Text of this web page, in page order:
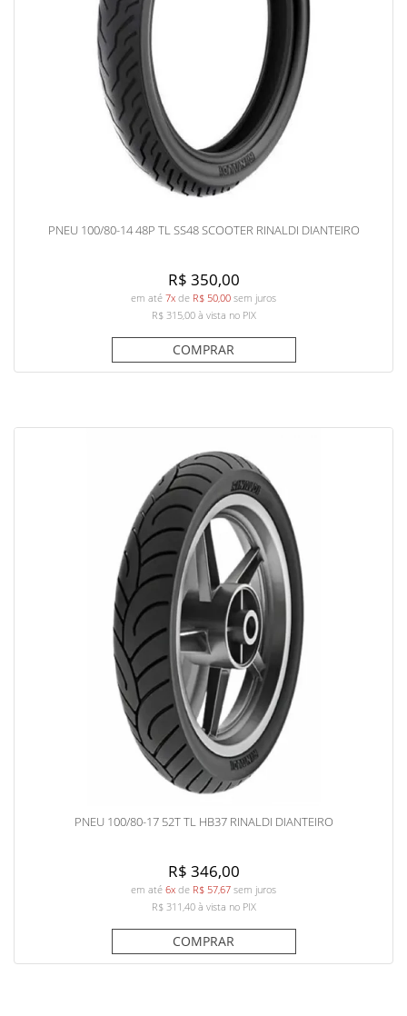
PNEU 100/80-14 48P TL SS48 SCOOTER RINALDI DIANTEIRO
R$ 350,00
em até 7x de R$ 50,00 sem juros
R$ 315,00à vista no PIX
COMPRAR
PNEU 100/80-17 52T TL HB37 RINALDI DIANTEIRO
R$ 346,00
em até 6x de R$ 57,67 sem juros
R$ 311,40à vista no PIX
COMPRAR